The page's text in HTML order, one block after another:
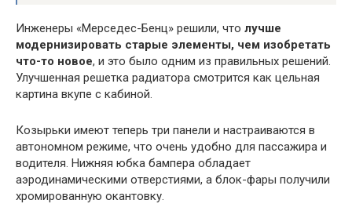
Инженеры «Мерседес-Бенц» решили, что лучше
модернизировать старые элементы, чем изобретать
что-то новое, и это было одним из правильных решений.
Улучшенная решетка радиатора смотрится как цельная
картина вкупе с кабиной.
Козырьки имеют теперь три панели и настраиваются в
автономном режиме, что очень удобно для пассажира и
водителя. Нижняя юбка бампера обладает
аэродинамическими отверстиями, а блок-фары получили
хромированную окантовку.